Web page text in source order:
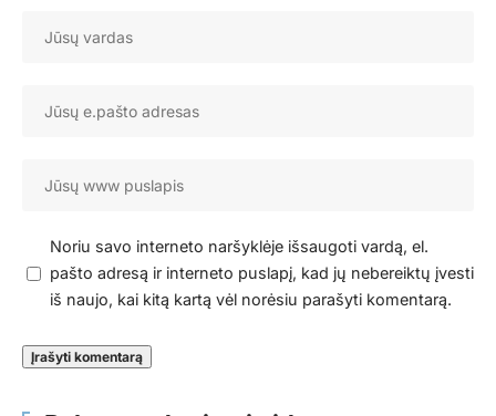
Noriu savo interneto naršyklėje išsaugoti vardą, el.
pašto adresą ir interneto puslapį, kad jų nebereiktų įvesti
iš naujo, kai kitą kartą vėl norėsiu parašyti komentarą.